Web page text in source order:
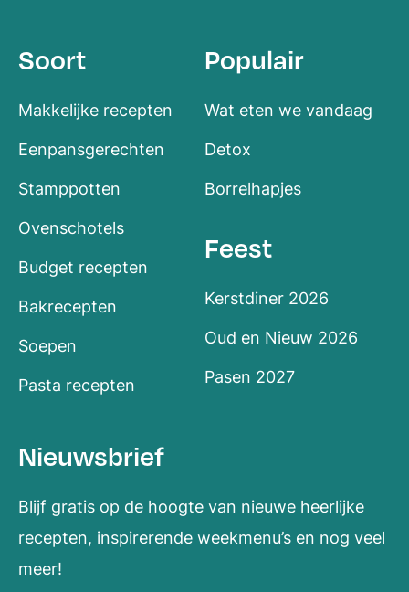
Soort
Makkelijke recepten
Eenpansgerechten
Stamppotten
Ovenschotels
Budget recepten
Bakrecepten
Soepen
Pasta recepten
Populair
Wat eten we vandaag
Detox
Borrelhapjes
Feest
Kerstdiner 2026
Oud en Nieuw 2026
Pasen 2027
Nieuwsbrief
Blijf gratis op de hoogte van nieuwe heerlijke
recepten, inspirerende weekmenu’s en nog veel
meer!